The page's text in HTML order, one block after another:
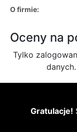
O firmie:
Oceny na
Tylko
danych.
Gratulacje!